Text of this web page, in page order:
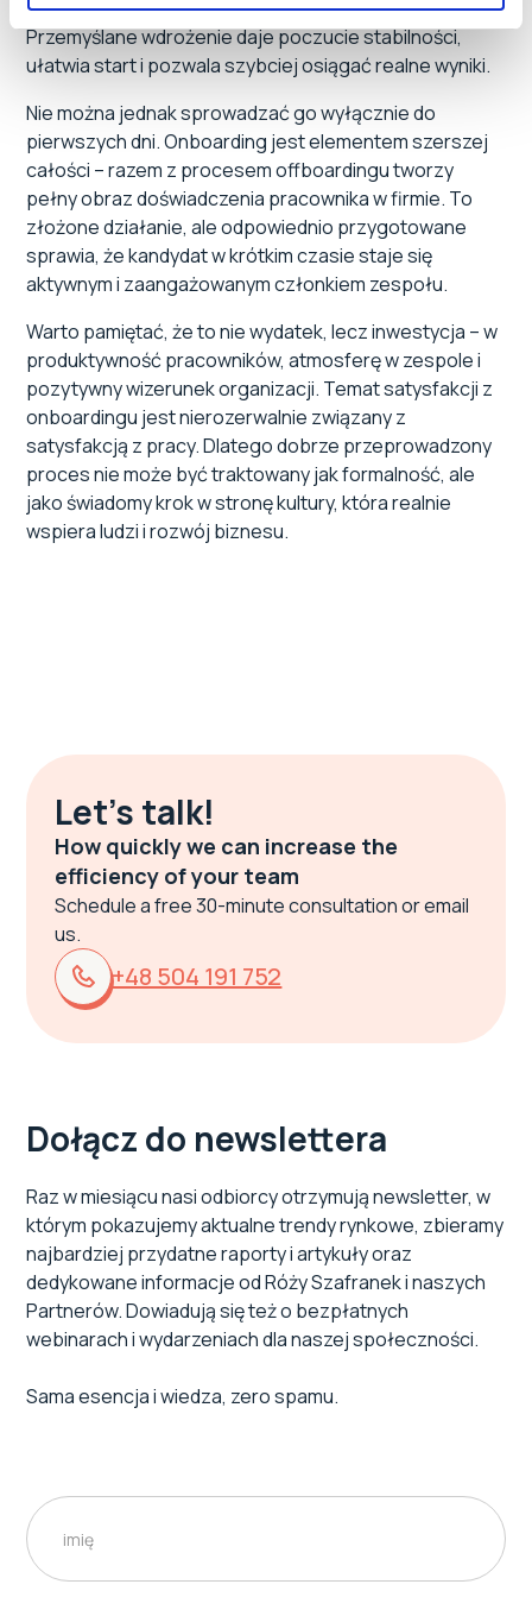
wspiera efektywne zarządzanie organizacyjne.
Przemyślane wdrożenie daje poczucie stabilności,
ułatwia start i pozwala szybciej osiągać realne wyniki.
Nie można jednak sprowadzać go wyłącznie do
pierwszych dni. Onboarding jest elementem szerszej
całości – razem z procesem offboardingu tworzy
pełny obraz doświadczenia pracownika w firmie. To
złożone działanie, ale odpowiednio przygotowane
sprawia, że kandydat w krótkim czasie staje się
aktywnym i zaangażowanym członkiem zespołu.
Warto pamiętać, że to nie wydatek, lecz inwestycja – w
produktywność pracowników, atmosferę w zespole i
pozytywny wizerunek organizacji. Temat satysfakcji z
onboardingu jest nierozerwalnie związany z
satysfakcją z pracy. Dlatego dobrze przeprowadzony
proces nie może być traktowany jak formalność, ale
jako świadomy krok w stronę kultury, która realnie
wspiera ludzi i rozwój biznesu.
Let's talk!
How quickly we can increase the
efficiency of your team
Schedule a free 30-minute consultation or email
us.
+48 504 191 752
Dołącz do newslettera
Raz w miesiącu nasi odbiorcy otrzymują newsletter, w
którym pokazujemy aktualne trendy rynkowe, zbieramy
najbardziej przydatne raporty i artykuły oraz
dedykowane informacje od Róży Szafranek i naszych
Partnerów. Dowiadują się też o bezpłatnych
webinarach i wydarzeniach dla naszej społeczności.
Sama esencja i wiedza, zero spamu.